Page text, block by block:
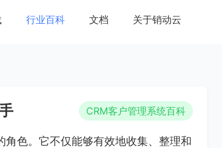
行业百科 文档 关于销动云
CRM客户管理系统百科
色。它不仅能够有效地收集、整理和